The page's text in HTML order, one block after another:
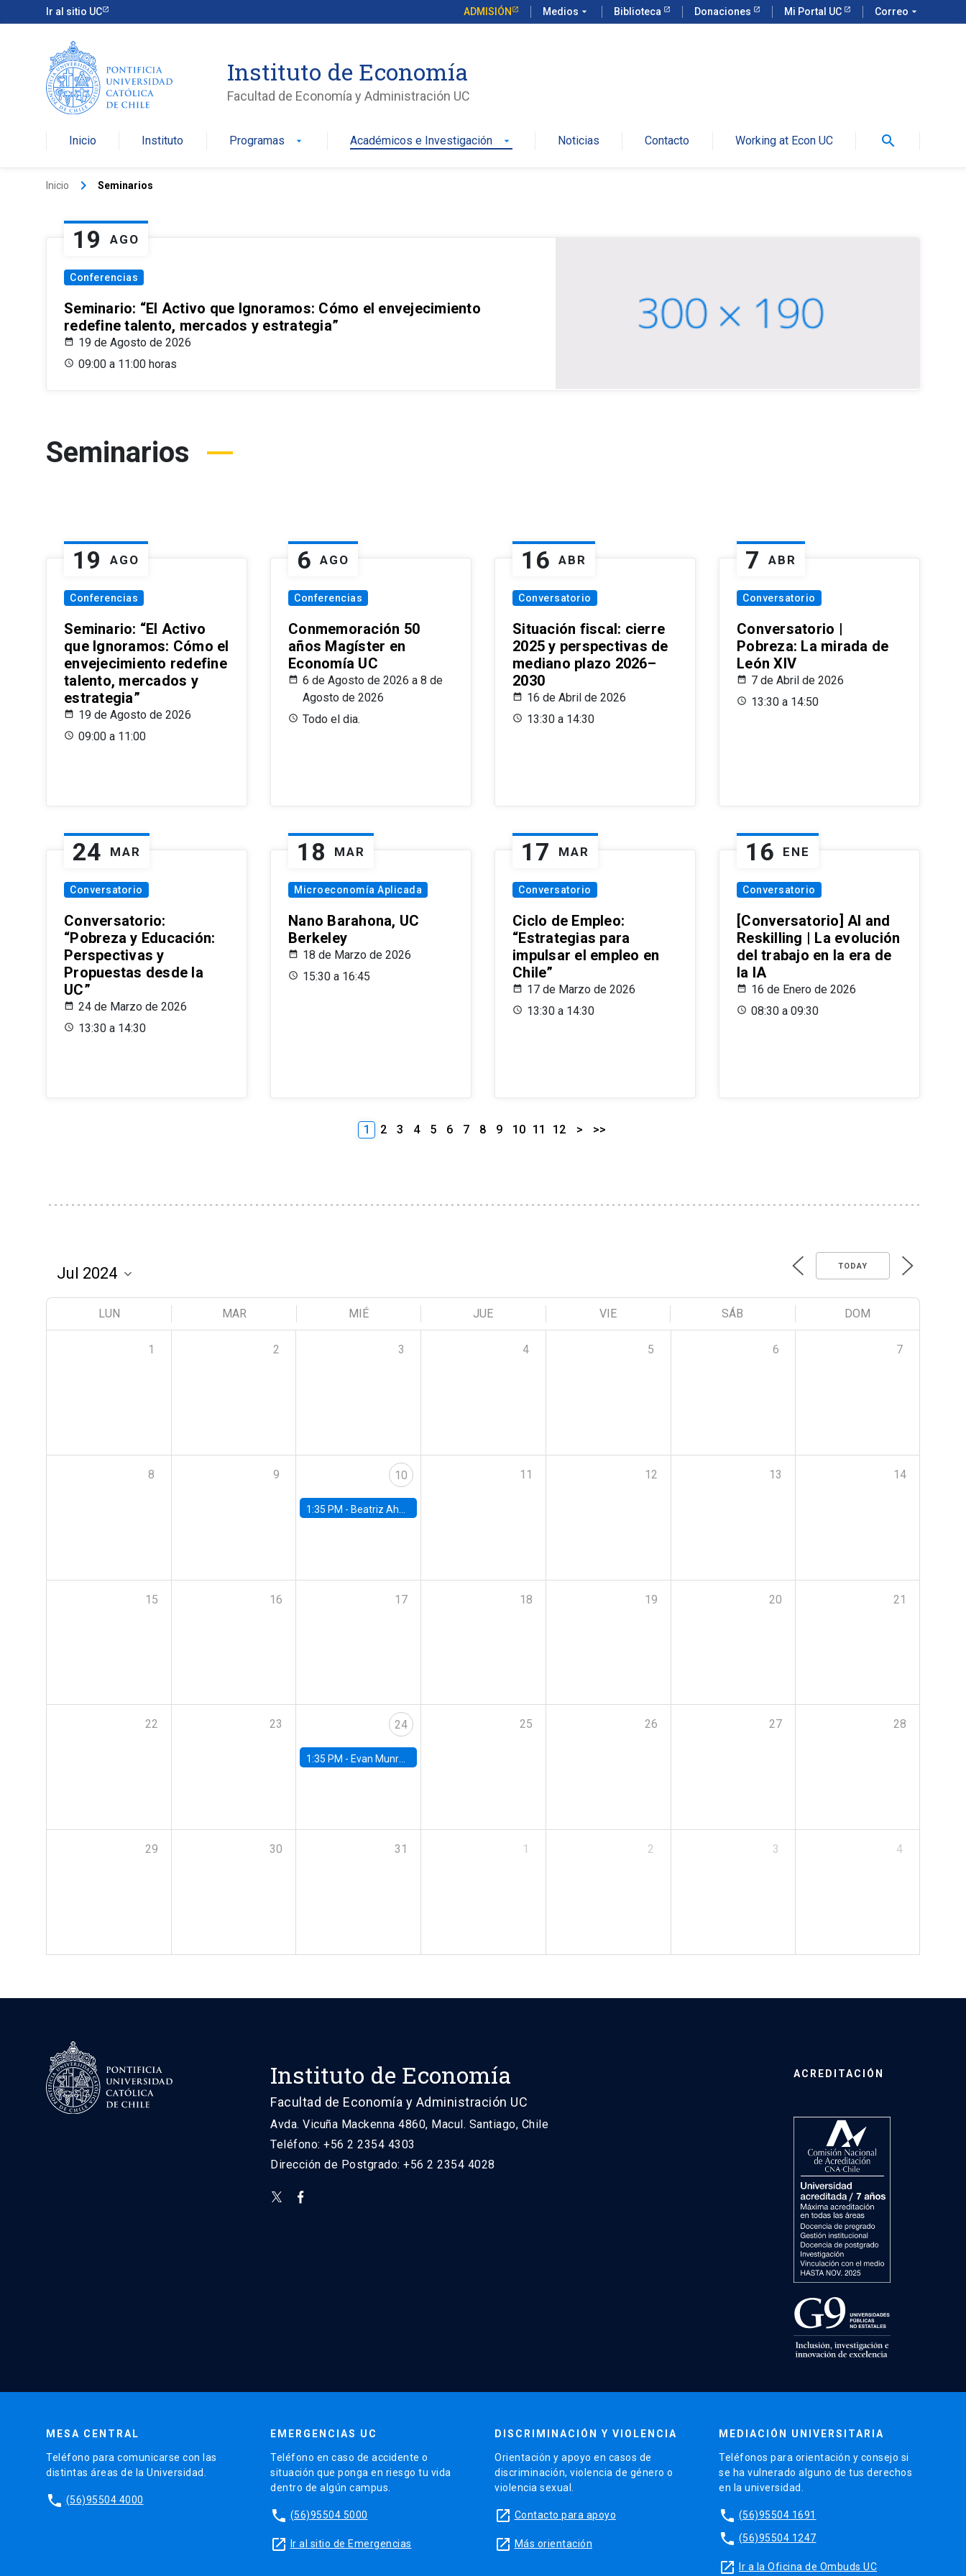
Ir al sitio UC ADMISIÓN Medios arrow_drop_down Biblioteca Donaciones Mi Portal UC Correo arrow_drop_down
Instituto de Economía
Facultad de Economía y Administración UC
Inicio Instituto Programas arrow_drop_down Académicos e Investigación arrow_drop_down Noticias Contacto Working at Econ UC search
Inicio keyboard_arrow_right Seminarios
19 AGO
Conferencias
Seminario: “El Activo que Ignoramos: Cómo el envejecimiento
redefine talento, mercados y estrategia”
19 de Agosto de 2026
09:00 a 11:00 horas
Seminarios
19 AGO
Conferencias
Seminario: “El Activo
que Ignoramos: Cómo el
envejecimiento redefine
talento, mercados y
estrategia”
19 de Agosto de 2026
09:00 a 11:00
6 AGO
Conferencias
Conmemoración 50
años Magíster en
Economía UC
6 de Agosto de 2026 a 8 de
Agosto de 2026
Todo el dia.
16 ABR
Conversatorio
Situación fiscal: cierre
2025 y perspectivas de
mediano plazo 2026–
2030
16 de Abril de 2026
13:30 a 14:30
7 ABR
Conversatorio
Conversatorio |
Pobreza: La mirada de
León XIV
7 de Abril de 2026
13:30 a 14:50
24 MAR
Conversatorio
Conversatorio:
“Pobreza y Educación:
Perspectivas y
Propuestas desde la
UC”
24 de Marzo de 2026
13:30 a 14:30
18 MAR
Microeconomía Aplicada
Nano Barahona, UC
Berkeley
18 de Marzo de 2026
15:30 a 16:45
17 MAR
Conversatorio
Ciclo de Empleo:
“Estrategias para
impulsar el empleo en
Chile”
17 de Marzo de 2026
13:30 a 14:30
16 ENE
Conversatorio
[Conversatorio] AI and
Reskilling | La evolución
del trabajo en la era de
la IA
16 de Enero de 2026
08:30 a 09:30
1 2 3 4 5 6 7 8 9 10 11 12 > >>
TODAY
LUN MAR MIÉ JUE VIE SÁB DOM
1 2 3 4 5 6 7
8 9 10
1:35 PM - Beatriz Ahumada, PhD candidate, Universidad de Pittsburgh
11 12 13 14
15 16 17 18 19 20 21
22 23 24
1:35 PM - Evan Munro, Neyman Visiting Assistant Professor in the Department of Statistics at UC Berkeley
25 26 27 28
29 30 31 1 2 3 4
Instituto de Economía
Facultad de Economía y Administración UC
Avda. Vicuña Mackenna 4860, Macul. Santiago, Chile
Teléfono: +56 2 2354 4303
Dirección de Postgrado: +56 2 2354 4028
ACREDITACIÓN
MESA CENTRAL
Teléfono para comunicarse con las
distintas áreas de la Universidad.
phone (56)95504 4000
EMERGENCIAS UC
Teléfono en caso de accidente o
situación que ponga en riesgo tu vida
dentro de algún campus.
phone (56)95504 5000
launch Ir al sitio de Emergencias
DISCRIMINACIÓN Y VIOLENCIA
Orientación y apoyo en casos de
discriminación, violencia de género o
violencia sexual.
launch Contacto para apoyo
launch Más orientación
MEDIACIÓN UNIVERSITARIA
Teléfonos para orientación y consejo si
se ha vulnerado alguno de tus derechos
en la universidad.
phone (56)95504 1691
phone (56)95504 1247
launch Ir a la Oficina de Ombuds UC